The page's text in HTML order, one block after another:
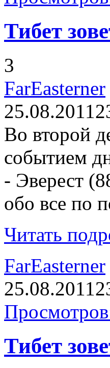
Тибет
3
FarEasterner
25.08.2011
Во второй
событием
- Эверест
обо все по
Читать
FarEasterner
25.08.2011
Тибет